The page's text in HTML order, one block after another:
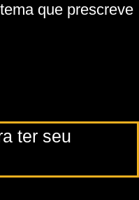
que prescreve
ter seu